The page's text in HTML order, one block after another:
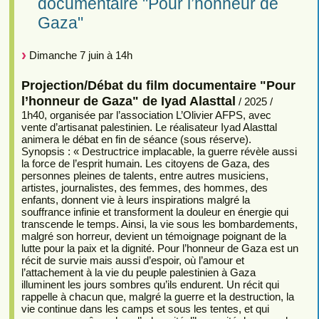
Gaza"
Dimanche 7 juin à 14h
Projection/Débat du film documentaire "Pour
l’honneur de Gaza" de Iyad Alasttal / 2025 /
1h40, organisée par l’association L’Olivier AFPS, avec
vente d’artisanat palestinien. Le réalisateur Iyad Alasttal
animera le débat en fin de séance (sous réserve).
Synopsis : « Destructrice implacable, la guerre révèle aussi
la force de l’esprit humain. Les citoyens de Gaza, des
personnes pleines de talents, entre autres musiciens,
artistes, journalistes, des femmes, des hommes, des
enfants, donnent vie à leurs inspirations malgré la
souffrance infinie et transforment la douleur en énergie qui
transcende le temps. Ainsi, la vie sous les bombardements,
malgré son horreur, devient un témoignage poignant de la
lutte pour la paix et la dignité. Pour l’honneur de Gaza est un
récit de survie mais aussi d’espoir, où l’amour et
l’attachement à la vie du peuple palestinien à Gaza
illuminent les jours sombres qu’ils endurent. Un récit qui
rappelle à chacun que, malgré la guerre et la destruction, la
vie continue dans les camps et sous les tentes, et qui